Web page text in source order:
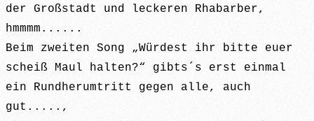
der Großstadt und leckeren Rhabarber,
hmmmm......
Beim zweiten Song „Würdest ihr bitte euer
scheiß Maul halten?“ gibts´s erst einmal
ein Rundherumtritt gegen alle, auch
gut.....,